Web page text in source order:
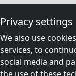
Privacy settings
We also use
services, to
social media and